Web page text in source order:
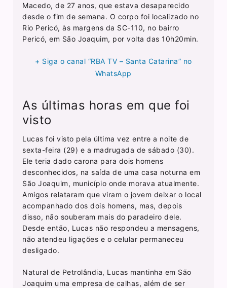
Macedo, de 27 anos, que estava desaparecido
desde o fim de semana. O corpo foi localizado no
Rio Pericó, às margens da SC-110, no bairro
Pericó, em São Joaquim, por volta das 10h20min.
+ Siga o canal “RBA TV – Santa Catarina” no
WhatsApp
As últimas horas em que foi
visto
Lucas foi visto pela última vez entre a noite de
sexta-feira (29) e a madrugada de sábado (30).
Ele teria dado carona para dois homens
desconhecidos, na saída de uma casa noturna em
São Joaquim, município onde morava atualmente.
Amigos relataram que viram o jovem deixar o local
acompanhado dos dois homens, mas, depois
disso, não souberam mais do paradeiro dele.
Desde então, Lucas não respondeu a mensagens,
não atendeu ligações e o celular permaneceu
desligado.
Natural de Petrolândia, Lucas mantinha em São
Joaquim uma empresa de calhas, além de ser